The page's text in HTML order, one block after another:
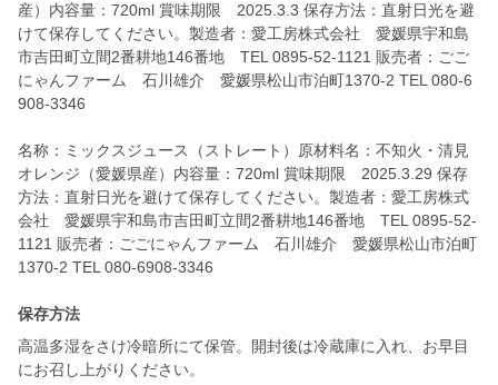
産）内容量：720ml 賞味期限 2025.3.3 保存方法：直射日光を避
けて保存してください。製造者：愛工房株式会社 愛媛県宇和島
市吉田町立間2番耕地146番地 TEL 0895-52-1121 販売者：ごご
にゃんファーム 石川雄介 愛媛県松山市泊町1370-2 TEL 080-6
908-3346
名称：ミックスジュース（ストレート）原材料名：不知火・清見
オレンジ（愛媛県産）内容量：720ml 賞味期限 2025.3.29 保存
方法：直射日光を避けて保存してください。製造者：愛工房株式
会社 愛媛県宇和島市吉田町立間2番耕地146番地 TEL 0895-52-
1121 販売者：ごごにゃんファーム 石川雄介 愛媛県松山市泊町
1370-2 TEL 080-6908-3346
保存方法
高温多湿をさけ冷暗所にて保管。開封後は冷蔵庫に入れ、お早目
にお召し上がりください。